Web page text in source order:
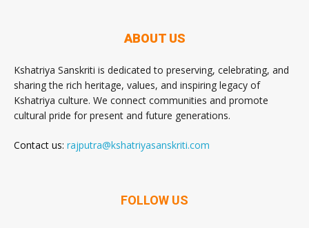
ABOUT US
Kshatriya Sanskriti is dedicated to preserving, celebrating, and
sharing the rich heritage, values, and inspiring legacy of
Kshatriya culture. We connect communities and promote
cultural pride for present and future generations.
Contact us: rajputra@kshatriyasanskriti.com
FOLLOW US